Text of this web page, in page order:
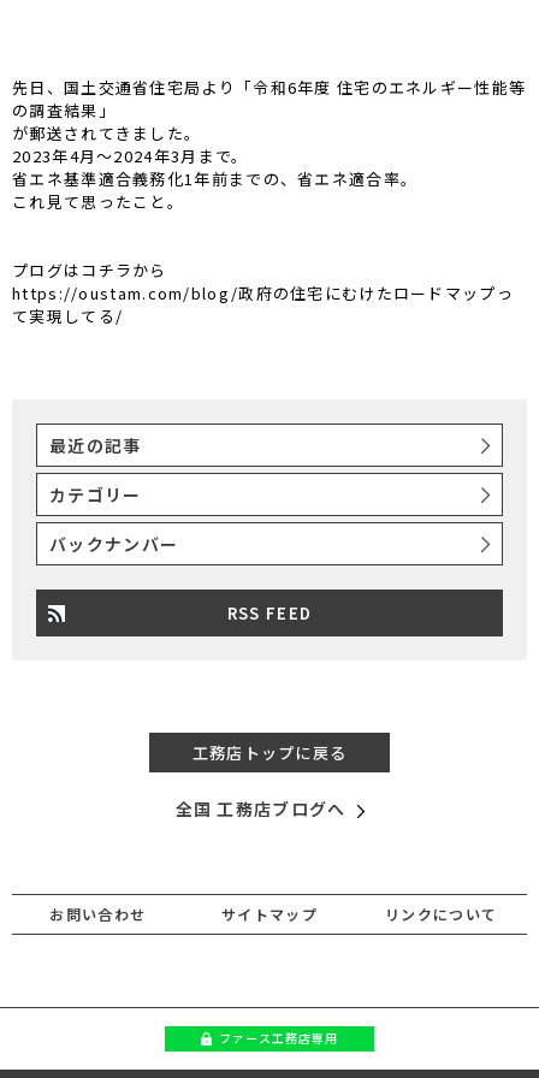
先日、国土交通省住宅局より「令和6年度 住宅のエネルギー性能等
の調査結果」
が郵送されてきました。
2023年4月～2024年3月まで。
省エネ基準適合義務化1年前までの、省エネ適合率。
これ見て思ったこと。
プログはコチラから
https://oustam.com/blog/政府の住宅にむけたロードマップっ
て実現してる/
最近の記事
カテゴリー
バックナンバー
RSS FEED
工務店トップに戻る
全国 工務店ブログへ
お問い合わせ サイトマップ リンクについて
ファース工務店専用